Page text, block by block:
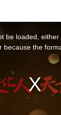
be loaded,
because the